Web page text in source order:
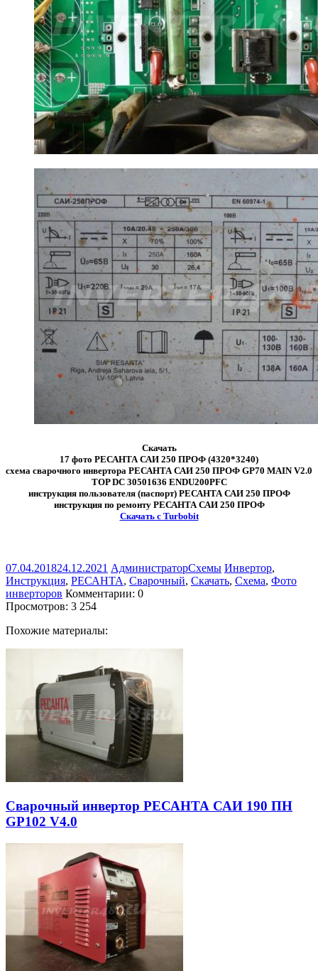
Скачать
17 фото РЕСАНТА САИ 250 ПРОФ (4320*3240)
схема сварочного инвертора РЕСАНТА САИ 250 ПРОФ GP70 MAIN V2.0
TOP DC 30501636 ENDU200PFC
инструкция пользователя (паспорт) РЕСАНТА САИ 250 ПРОФ
инструкция по ремонту РЕСАНТА САИ 250 ПРОФ
Скачать с Turbobit
07.04.201824.12.2021 АдминистраторСхемы Инвертор,
Инструкция, РЕСАНТА, Сварочный, Скачать, Схема, Фото
инверторов Комментарии: 0
Просмотров: 3 254
Похожие материалы:
Сварочный инвертор РЕСАНТА САИ 190 ПН
GP102 V4.0